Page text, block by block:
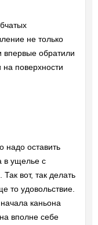
не только
впервые обратили
поверхности
надо оставить
в ущелье с
вот, так делать
то удовольствие.
каньона
вполне себе